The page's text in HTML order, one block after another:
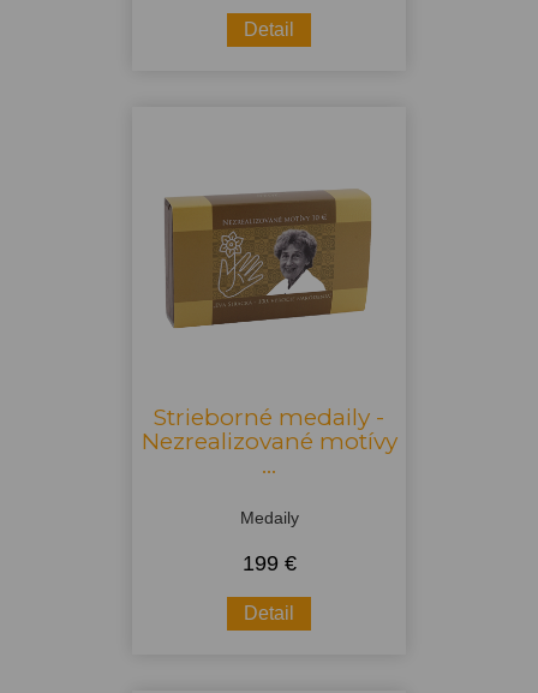
Detail
Strieborné medaily -
Nezrealizované motívy
...
Medaily
199 €
Detail